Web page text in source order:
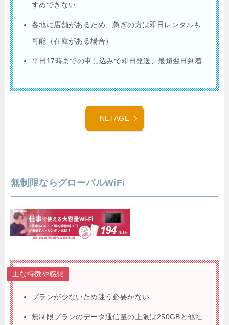
すめできない
各地に店舗があるため、急ぎの方は即日レンタルも
可能（在庫がある場合）
平日17時までの申し込みで即日発送、最短翌日到着
NETAGE
無制限ならグローバルWiFi
主な特徴や感想
プランが少ないため迷う必要がない
無制限プランのデータ通信量の上限は250GBと他社